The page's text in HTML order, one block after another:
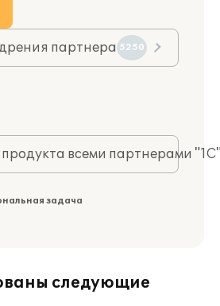
партнера 5250
всеми партнерами
задача
следующие